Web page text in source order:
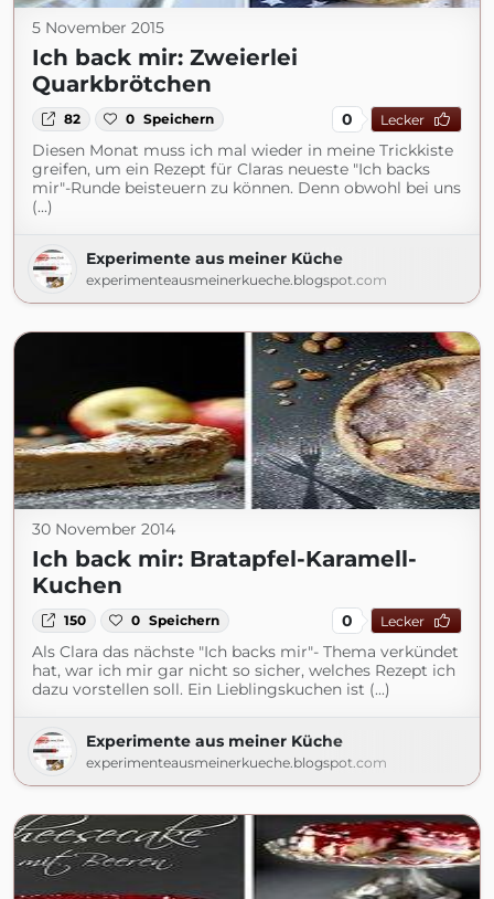
5 November 2015
Ich back mir: Zweierlei
Quarkbrötchen
82 0 Speichern 0 Lecker
Diesen Monat muss ich mal wieder in meine Trickkiste
greifen, um ein Rezept für Claras neueste "Ich backs
mir"-Runde beisteuern zu können. Denn obwohl bei uns
(...)
Experimente aus meiner Küche
experimenteausmeinerkueche.blogspot.com
30 November 2014
Ich back mir: Bratapfel-Karamell-
Kuchen
150 0 Speichern 0 Lecker
Als Clara das nächste "Ich backs mir"- Thema verkündet
hat, war ich mir gar nicht so sicher, welches Rezept ich
dazu vorstellen soll. Ein Lieblingskuchen ist (...)
Experimente aus meiner Küche
experimenteausmeinerkueche.blogspot.com